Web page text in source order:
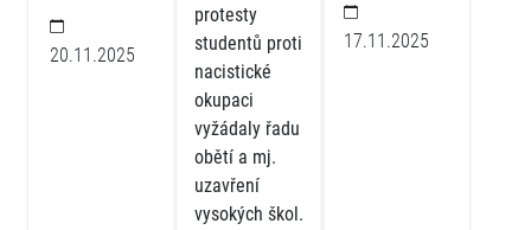
20.11.2025
protesty
studentů proti
nacistické
okupaci
vyžádaly řadu
obětí a mj.
uzavření
vysokých škol.
17.11.2025